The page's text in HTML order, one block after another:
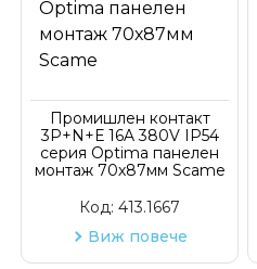
Код на артикул
Код на артикул
Промишлен контакт
3P+N+Е 16A 380V IP54
серия Optima панелен
монтаж 70х87мм Scame
Код: 413.1667
Виж повече